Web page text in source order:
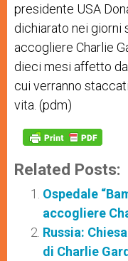
presidente USA
dichiarato nei giorni
accogliere Charlie
dieci mesi affetto
cui verranno
vita. (pdm)
Related Posts:
Ospedale
accogliere
Russia:
di Charlie